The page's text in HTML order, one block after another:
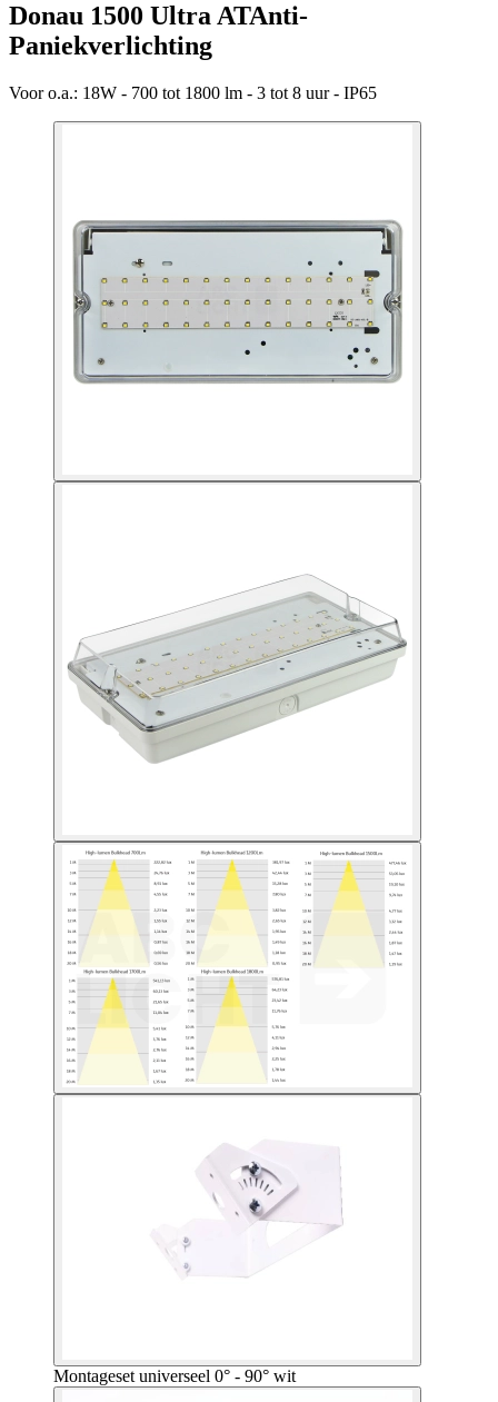
Donau 1500 Ultra ATAnti-
Paniekverlichting
Voor o.a.: 18W - 700 tot 1800 lm - 3 tot 8 uur - IP65
Montageset universeel 0° - 90° wit